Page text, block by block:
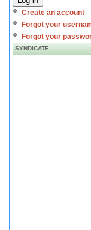
Create an account
Forgot your
Forgot your
SYNDICATE